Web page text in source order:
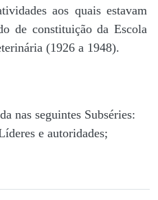
aos quais estavam
de constituição da Escola
(1926 a 1948).
nas seguintes Subséries:
e autoridades;